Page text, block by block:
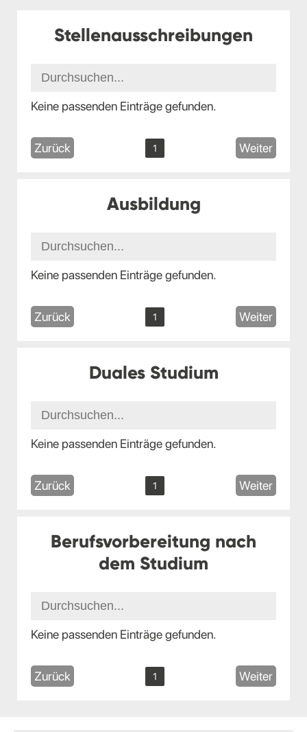
Stellenausschreibungen
Keine passenden Einträge gefunden.
Zurück 1 Weiter
Ausbildung
Keine passenden Einträge gefunden.
Zurück 1 Weiter
Duales Studium
Keine passenden Einträge gefunden.
Zurück 1 Weiter
Berufsvorbereitung nach
dem Studium
Keine passenden Einträge gefunden.
Zurück 1 Weiter